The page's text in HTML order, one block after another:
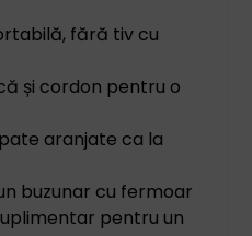
fără tiv cu
și cordon pentru o
aranjate ca la
buzunar cu fermoar
pentru un